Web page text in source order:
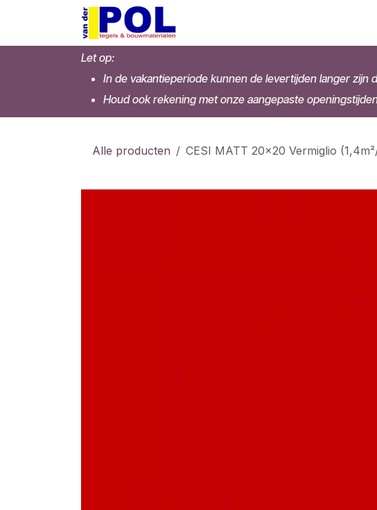
Overslaan naar inhoud
Let op:
In de vakantieperiode kunnen de levertijden langer zijn
Houd ook rekening met onze aangepaste
Alle producten CESI MATT 20x20 Vermiglio